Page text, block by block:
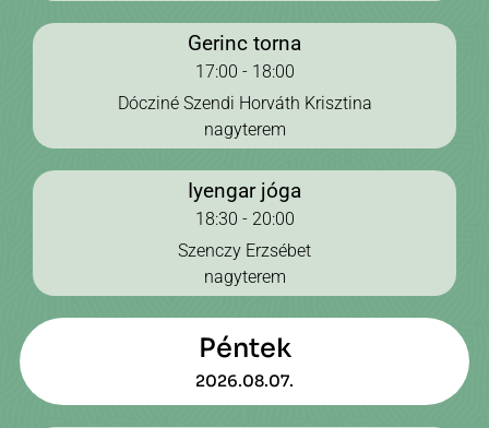
Gerinc torna
17:00 - 18:00
Dócziné Szendi Horváth Krisztina
nagyterem
Iyengar jóga
18:30 - 20:00
Szenczy Erzsébet
nagyterem
Péntek
2026.08.07.